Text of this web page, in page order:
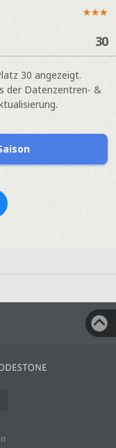
★★★
30
30 angezeigt.
der Datenzentren- &